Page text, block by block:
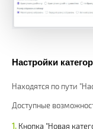
Настройки
Находятся по пути
Доступные
Кнопка "Новая